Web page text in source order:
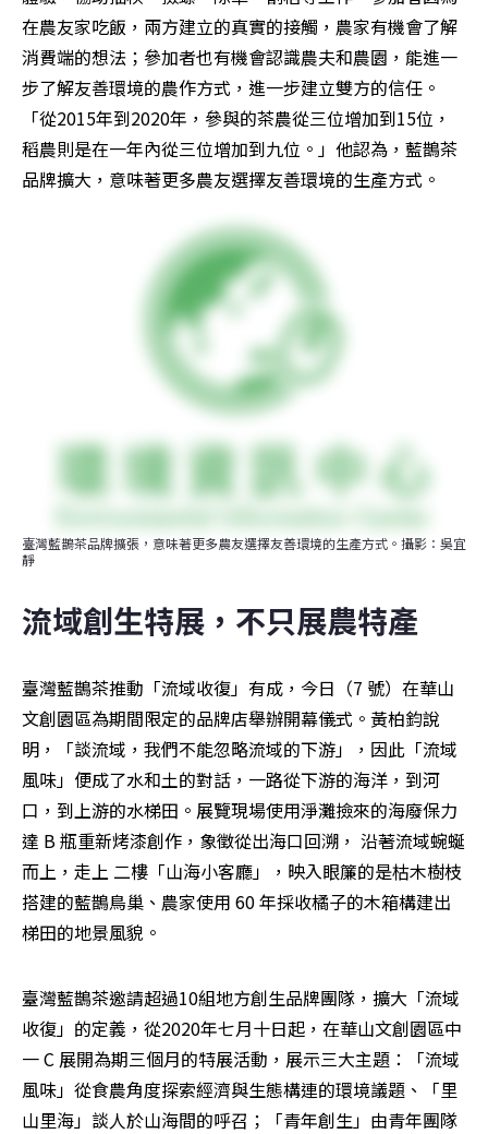
在農友家吃飯，兩方建立的真實的接觸，農家有機會了解
消費端的想法；參加者也有機會認識農夫和農園，能進一
步了解友善環境的農作方式，進一步建立雙方的信任。
「從2015年到2020年，參與的茶農從三位增加到15位，
稻農則是在一年內從三位增加到九位。」他認為，藍鵲茶
品牌擴大，意味著更多農友選擇友善環境的生產方式。
臺灣藍鵲茶品牌擴張，意味著更多農友選擇友善環境的生產方式。攝影：吳宜
靜
流域創生特展，不只展農特產
臺灣藍鵲茶推動「流域收復」有成，今日（7 號）在華山
文創園區為期間限定的品牌店舉辦開幕儀式。黃柏鈞說
明，「談流域，我們不能忽略流域的下游」，因此「流域
風味」便成了水和土的對話，一路從下游的海洋，到河
口，到上游的水梯田。展覽現場使用淨灘撿來的海廢保力
達 B 瓶重新烤漆創作，象徵從出海口回溯， 沿著流域蜿蜒
而上，走上 二樓「山海小客廳」，映入眼簾的是枯木樹枝
搭建的藍鵲鳥巢、農家使用 60 年採收橘子的木箱構建出
梯田的地景風貌。
臺灣藍鵲茶邀請超過10組地方創生品牌團隊，擴大「流域
收復」的定義，從2020年七月十日起，在華山文創園區中
一 C 展開為期三個月的特展活動，展示三大主題：「流域
風味」從食農角度探索經濟與生態構連的環境議題、「里
山里海」談人於山海間的呼召；「青年創生」由青年團隊